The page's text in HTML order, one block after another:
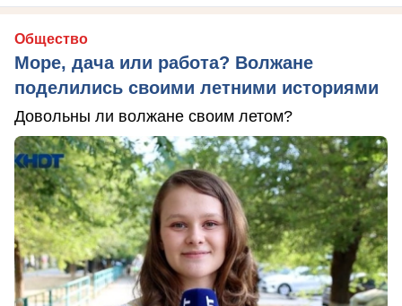
Общество
Море, дача или работа? Волжане
поделились своими летними историями
Довольны ли волжане своим летом?